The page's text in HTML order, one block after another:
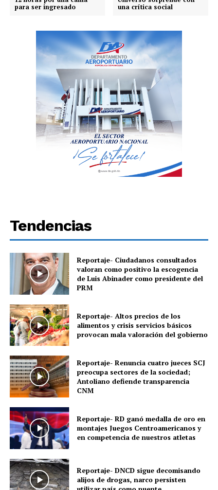
para ser ingresado
una crítica social
Tendencias
Reportaje- Ciudadanos consultados
valoran como positivo la escogencia
de Luis Abinader como presidente del
PRM
Reportaje- Altos precios de los
alimentos y crisis servicios básicos
provocan mala valoración del gobierno
Reportaje- Renuncia cuatro jueces SCJ
preocupa sectores de la sociedad;
Antoliano defiende transparencia
CNM
Reportaje- RD ganó medalla de oro en
montajes Juegos Centroamericanos y
en competencia de nuestros atletas
Reportaje- DNCD sigue decomisando
alijos de drogas, narco persisten